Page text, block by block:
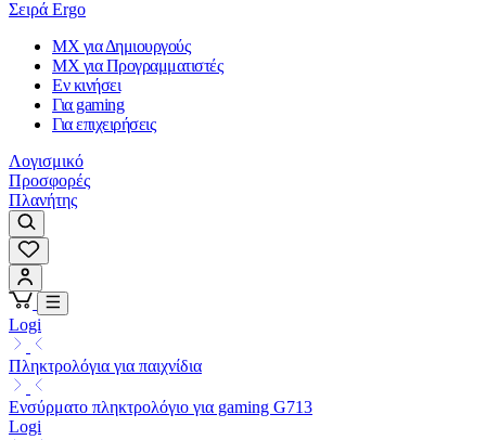
Σειρά Ergo
MX για Δημιουργούς
MX για Προγραμματιστές
Εν κινήσει
Για gaming
Για επιχειρήσεις
Λογισμικό
Προσφορές
Πλανήτης
Logi
Πληκτρολόγια για παιχνίδια
Ενσύρματο πληκτρολόγιο για gaming G713
Logi